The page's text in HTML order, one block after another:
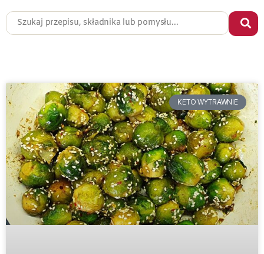
KETO WYTRAWNIE